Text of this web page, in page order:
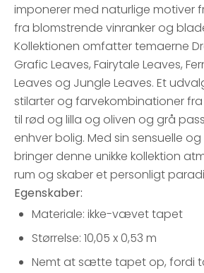
imponerer med naturlige motiver
fra blomstrende vinranker og
Kollektionen omfatter temaerne
Grafic Leaves, Fairytale Leaves,
Leaves og Jungle Leaves. Et
stilarter og farvekombinationer
til rød og lilla og oliven og grå
enhver bolig. Med sin sensuelle
bringer denne unikke kollektion
rum og skaber et personligt
Egenskaber:
Materiale: ikke-vævet tapet
Størrelse: 10,05 x 0,53 m
Nemt at sætte tapet op, fordi